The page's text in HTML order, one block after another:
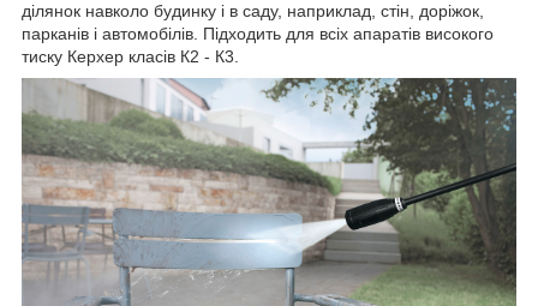
ділянок навколо будинку і в саду, наприклад, стін, доріжок,
парканів і автомобілів. Підходить для всіх апаратів високого
тиску Керхер класів К2 - К3.